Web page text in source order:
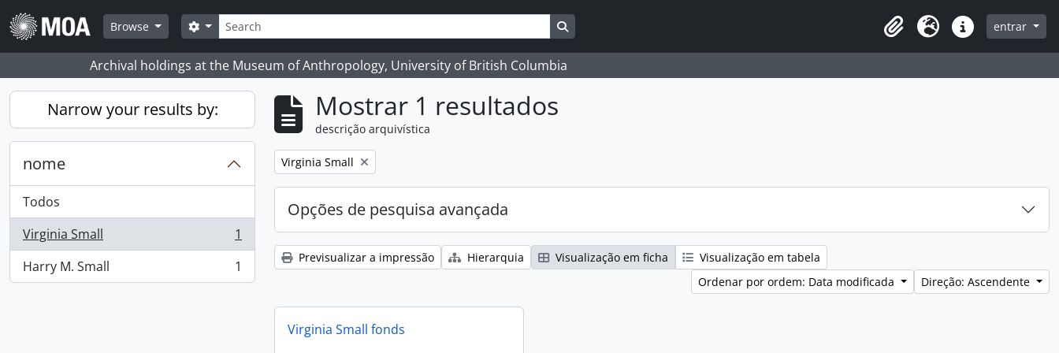
Skip to main content
Browse
Pesquisar
Search options Search in browse page
Clipboard
Idioma Ligações rápidas
entrar
Archival holdings at the Museum of Anthropology, University of British Columbia
Narrow your results by:
nome
Todos
Virginia Small
, 1 resultados
1
Harry M. Small
, 1 resultados 1
Mostrar 1 resultados
descrição arquivística
Remove filter:
Virginia Small
Opções de pesquisa avançada
Previsualizar a impressão Hierarquia Visualização em ficha
Visualização em tabela
Ordenar por ordem: Data modificada
Direção: Ascendente
Virginia Small fonds